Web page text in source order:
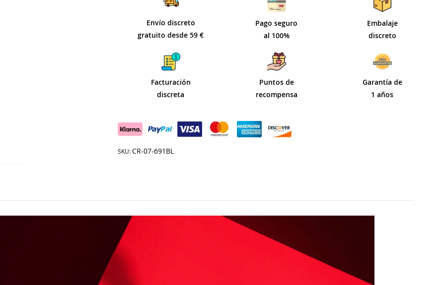
Envío discreto
gratuito desde 59 €
Pago seguro
al 100%
Embalaje
discreto
Facturación
discreta
Puntos de
recompensa
Garantía de
1 años
SKU CR-07-691BL